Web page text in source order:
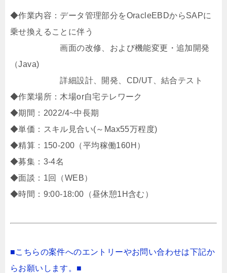
◆作業内容：データ管理部分をOracleEBDからSAPに
乗せ換えることに伴う
画面の改修、および機能変更・追加開発
（Java)
詳細設計、開発、CD/UT、結合テスト
◆作業場所：木場or自宅テレワーク
◆期間：2022/4~中長期
◆単価：スキル見合い(～Max55万程度)
◆精算：150-200（平均稼働160H）
◆募集：3-4名
◆面談：1回（WEB）
◆時間：9:00-18:00（昼休憩1H含む）
■こちらの案件へのエントリーやお問い合わせは下記か
らお願いします。■